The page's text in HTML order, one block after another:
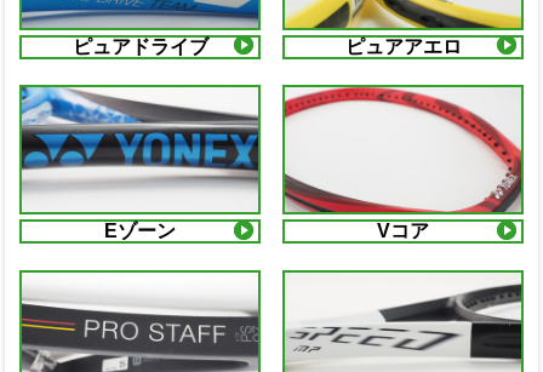
ピュアドライブ ピュアアエロ
Eゾーン Vコア